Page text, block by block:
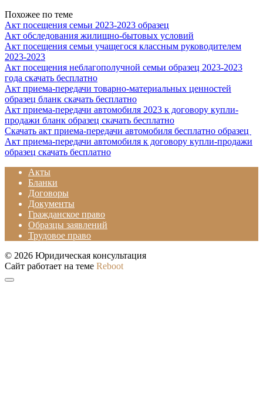
Похожее по теме
Акт посещения семьи 2023-2023 образец
Акт обследования жилищно-бытовых условий
Акт посещения семьи учащегося классным руководителем
2023-2023
Акт посещения неблагополучной семьи образец 2023-2023
года скачать бесплатно
Акт приема-передачи товарно-материальных ценностей
образец бланк скачать бесплатно
Акт приема-передачи автомобиля 2023 к договору купли-
продажи бланк образец скачать бесплатно
Скачать акт приема-передачи автомобиля бесплатно образец
Акт приема-передачи автомобиля к договору купли-продажи
образец скачать бесплатно
Акты
Бланки
Договоры
Документы
Гражданское право
Образцы заявлений
Трудовое право
© 2026 Юридическая консультация
Сайт работает на теме Reboot